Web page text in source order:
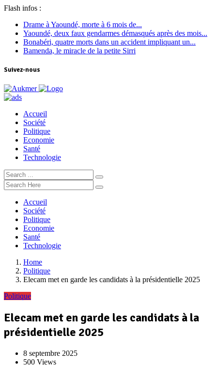
Flash infos :
Drame à Yaoundé, morte à 6 mois de...
Yaoundé, deux faux gendarmes démasqués après des mois...
Bonabéri, quatre morts dans un accident impliquant un...
Bamenda, le miracle de la petite Sirri
Suivez-nous
Accueil
Société
Politique
Economie
Santé
Technologie
Accueil
Société
Politique
Economie
Santé
Technologie
Home
Politique
Elecam met en garde les candidats à la présidentielle 2025
Politique
Elecam met en garde les candidats à la
présidentielle 2025
8 septembre 2025
500 Views